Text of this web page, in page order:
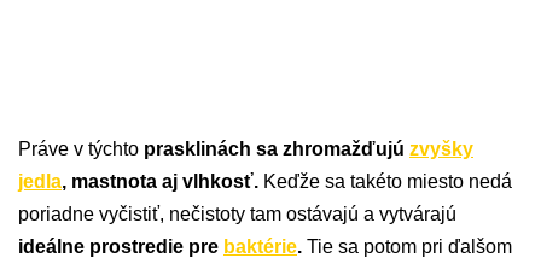
Práve v týchto prasklinách sa zhromažďujú zvyšky
jedla, mastnota aj vlhkosť. Keďže sa takéto miesto nedá
poriadne vyčistiť, nečistoty tam ostávajú a vytvárajú
ideálne prostredie pre baktérie. Tie sa potom pri ďalšom